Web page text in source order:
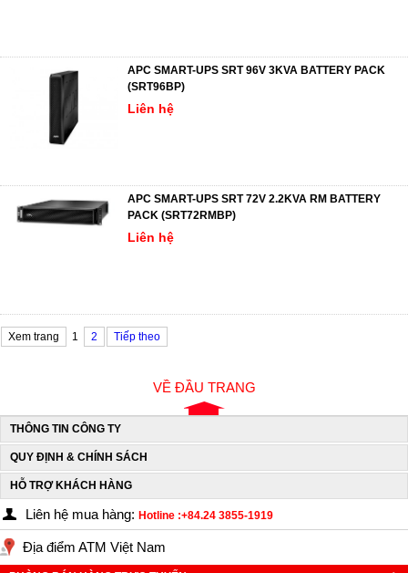
APC SMART-UPS SRT 96V 3KVA BATTERY PACK
(SRT96BP)
Liên hệ
APC SMART-UPS SRT 72V 2.2KVA RM BATTERY
PACK (SRT72RMBP)
Liên hệ
Xem trang 1 2 Tiếp theo
VỀ ĐẦU TRANG
THÔNG TIN CÔNG TY
QUY ĐỊNH & CHÍNH SÁCH
HỖ TRỢ KHÁCH HÀNG
Liên hệ mua hàng: Hotline :+84.24 3855-1919
Địa điểm ATM Việt Nam